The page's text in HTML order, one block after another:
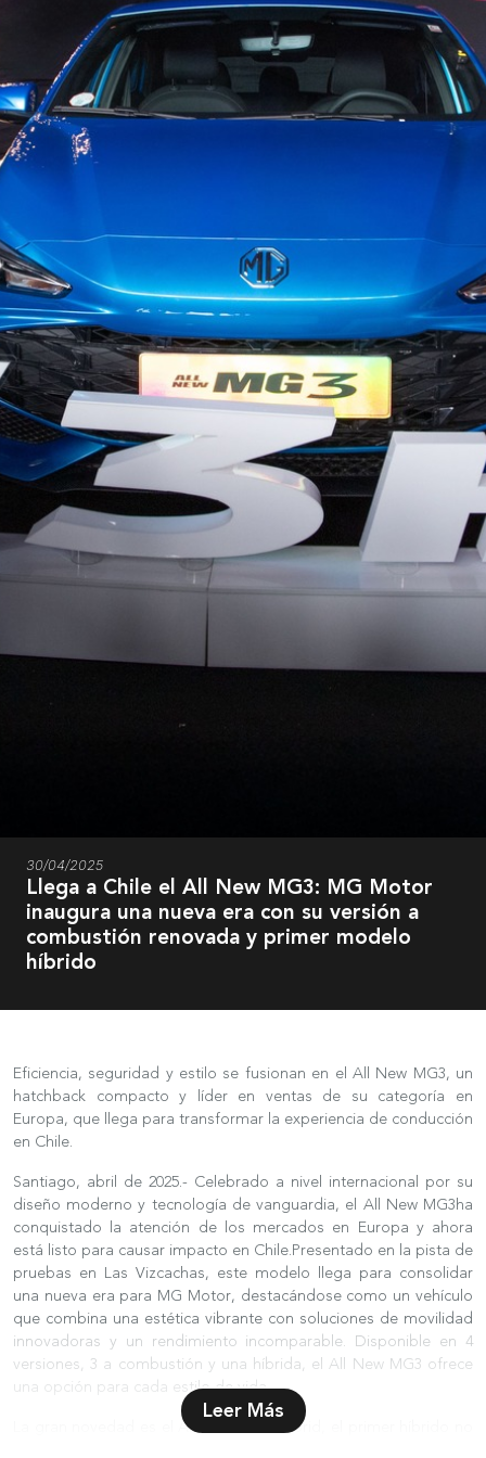
30/04/2025
Llega a Chile el All New MG3: MG Motor
inaugura una nueva era con su versión a
combustión renovada y primer modelo
híbrido
Eficiencia, seguridad y estilo se fusionan en el All New MG3, un
hatchback compacto y líder en ventas de su categoría en
Europa, que llega para transformar la experiencia de conducción
en Chile.
Santiago, abril de 2025.- Celebrado a nivel internacional por su
diseño moderno y tecnología de vanguardia, el All New MG3ha
conquistado la atención de los mercados en Europa y ahora
está listo para causar impacto en Chile.Presentado en la pista de
pruebas en Las Vizcachas, este modelo llega para consolidar
una nueva era para MG Motor, destacándose como un vehículo
que combina una estética vibrante con soluciones de movilidad
innovadoras y un rendimiento incomparable. Disponible en 4
versiones, 3 a combustión y una híbrida, el All New MG3 ofrece
una opción para cada estilo de vida.
All New MG3 Hybrid, el primer híbrido no
Leer Más